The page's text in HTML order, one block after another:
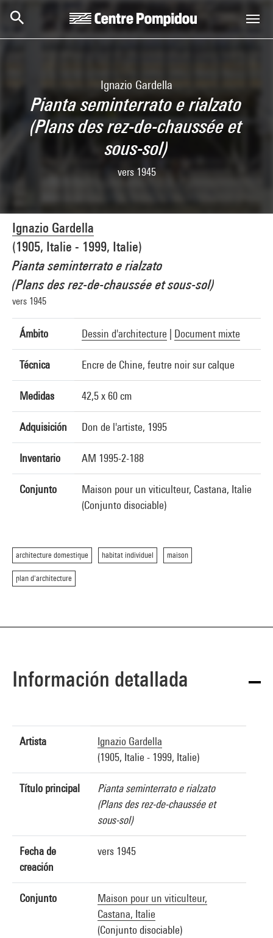
Ignazio Gardella
Pianta seminterrato e rialzato
(Plans des rez-de-chaussée et
sous-sol)
vers 1945
Ignazio Gardella
(1905, Italie - 1999, Italie)
Pianta seminterrato e rialzato
(Plans des rez-de-chaussée et sous-sol)
vers 1945
Ámbito Dessin d'architecture Document mixte
Técnica Encre de Chine, feutre noir sur calque
Medidas 42,5 x 60 cm
Adquisición Don de l'artiste, 1995
Inventario AM 1995-2-188
Conjunto
Maison pour un viticulteur, Castana, Italie
(Conjunto disociable)
architecture domestique habitat individuel maison
plan d'architecture
Información detallada
Artista
Ignazio Gardella
(1905, Italie - 1999, Italie)
Título principal
Pianta seminterrato e rialzato
(Plans des rez-de-chaussée et
sous-sol)
Fecha de
creación
vers 1945
Conjunto
Maison pour un viticulteur,
Castana, Italie
(Conjunto disociable)